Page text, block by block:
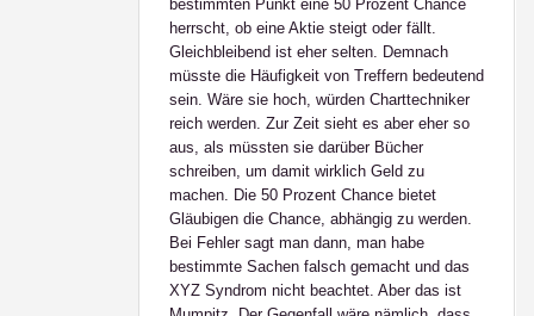
bestimmten Punkt eine 50 Prozent Chance
herrscht, ob eine Aktie steigt oder fällt.
Gleichbleibend ist eher selten. Demnach
müsste die Häufigkeit von Treffern bedeutend
sein. Wäre sie hoch, würden Charttechniker
reich werden. Zur Zeit sieht es aber eher so
aus, als müssten sie darüber Bücher
schreiben, um damit wirklich Geld zu
machen. Die 50 Prozent Chance bietet
Gläubigen die Chance, abhängig zu werden.
Bei Fehler sagt man dann, man habe
bestimmte Sachen falsch gemacht und das
XYZ Syndrom nicht beachtet. Aber das ist